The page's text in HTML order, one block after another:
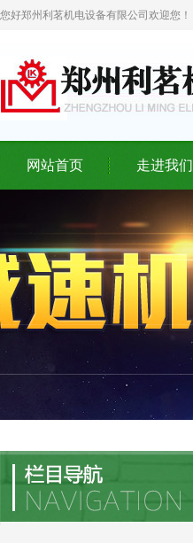
您好郑州利茗机电设备有限公司欢迎您！
网站首页 走进我们